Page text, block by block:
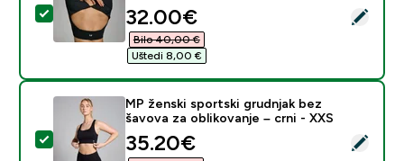
Odaberi ovaj proizvod - MP Ženska majica dugih
discounted price
32.00€‎
Bilo 40,00 €‎
Uštedi 8,00 €‎
Odaberi ovaj proizvod - MP ženski sportski grudnjak
MP ženski sportski grudnjak bez
šavova za oblikovanje – crni - XXS
discounted price
35.20€‎